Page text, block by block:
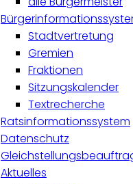
Stadtvertretung
Gremien
Fraktionen
Sitzungskalender
Textrecherche
Ratsinformationssystem
Datenschutz
Aktuelles